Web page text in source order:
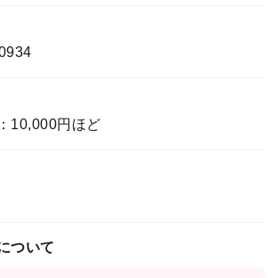
10,000円ほど
ついて